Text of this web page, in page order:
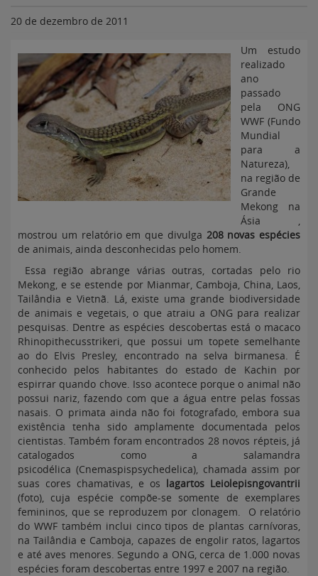
20 de dezembro de 2011
Um estudo
realizado
ano
passado
pela ONG
WWF (Fundo
Mundial
para a
Natureza),
na região de
Grande
Mekong na
Ásia ,
mostrou um relatório em que divulga 208 novas espécies
de animais, ainda desconhecidas pelo homem.
Essa região abrange várias outras, cortadas pelo rio
Mekong, e se estende por Mianmar, Camboja, China, Laos,
Tailândia e Vietnã. Lá, existe uma grande biodiversidade
de animais e vegetais, o que atraiu a ONG para realizar
pesquisas. Dentre as espécies descobertas está o macaco
Rhinopithecusstrikeri, que possui um topete semelhante
ao do Elvis Presley, encontrado na selva birmanesa. É
conhecido pelos habitantes do estado de Kachin por
espirrar quando chove. Isso acontece porque o animal não
possui nariz, fazendo com que a água entre pelas fossas
nasais. O primata ainda não foi fotografado, embora sua
existência tenha sido amplamente documentada pelos
cientistas. Também foram encontrados 28 novos répteis, já
catalogados como a salamandra
psicodélica (Cnemaspispsychedelica), chamada assim por
suas cores chamativas, e os lagartos Leiolepisngovantrii
(foto), cuja espécie compõe-se somente de exemplares
femininos, que se reproduzem por clonagem. O relatório
do WWF também inclui cinco tipos de plantas carnívoras,
na Tailândia e Camboja, capazes de engolir ratos, lagartos
e até aves menores. Segundo a ONG, cerca de 1.000 novas
espécies foram descobertas entre 1997 e 2007 na região.